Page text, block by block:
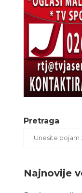
Pretraga
Najnovije